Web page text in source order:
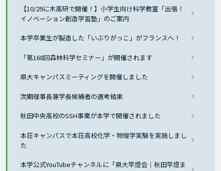
【10/29に木高研で開催！】小学生向け科学教室「出張！
イノベーション創造学習塾」のご案内
本学卒業生が製造した「いぶりがっこ」がフランスへ！
「第168回森林科学セミナー」が開催されます
県大キャンパスミーティングを開催しました
次期理事長兼学長候補者の選考結果
秋田中央高校のSSH事業が本学で開催されました
本荘キャンパスで本荘高校化学・物理学実験を実施しまし
た
本学公式YouTubeチャンネルに「県大竿燈会｜秋田竿燈ま